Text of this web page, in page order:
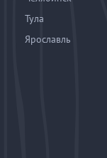
Тула
Ярославль